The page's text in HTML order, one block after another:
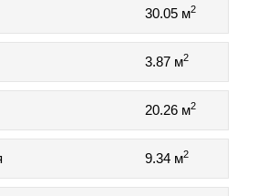
30.05 м2
3.87 м2
20.26 м2
9.34 м2